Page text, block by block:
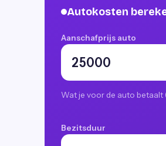
Autokosten
Aanschafprijs auto
Wat je voor de auto betaalt
Bezitsduur